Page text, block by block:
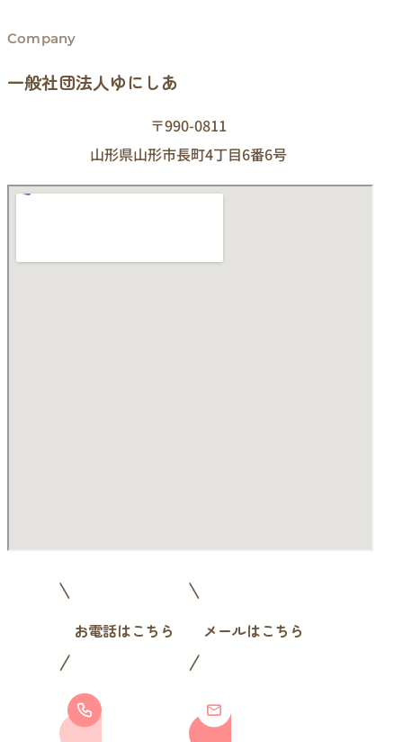
Company
一般社団法人ゆにしあ
〒990-0811
山形県山形市長町4丁目6番6号
お電話はこちら メールはこちら